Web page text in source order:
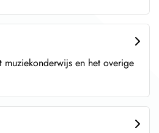
en het overige